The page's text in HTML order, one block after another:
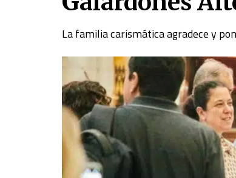
La familia carismática agradece y